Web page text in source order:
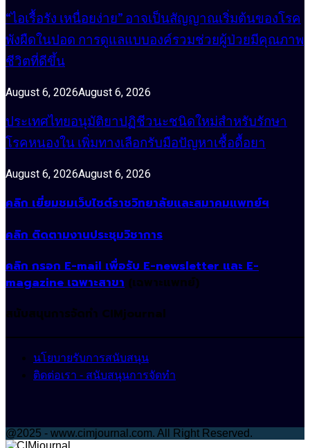
“ไอเรื้อรัง เหนื่อยง่าย” อาจเป็นสัญญาณเริ่มต้นของโรค
พังผืดในปอด การดูแลแบบองค์รวมช่วยผู้ป่วยมีคุณภาพ
ชีวิตที่ดีขึ้น
August 6, 2026August 6, 2026
ประเทศไทยอนุมัติยาปฏิชีวนะชนิดใหม่สำหรับรักษา
โรคหนองใน เพิ่มทางเลือกรับมือปัญหาเชื้อดื้อยา
August 6, 2026August 6, 2026
คลิก เยี่ยมชมเว็บไซต์ราชวิทยาลัยและสมาคมแพทย์ฯ
คลิก ติดตามงานประชุมวิชาการ
คลิก กรอก E-mail เพื่อรับ E-newsletter และ E-
magazine เฉพาะสาขา (เฉพาะแพทย์)
สนับสนุนการจัดทำ CIMjournal
นโยบายรับการสนับสนุน
ติดต่อเรา - สนับสนุนการจัดทำ
@2025 - www.cimjournal.com. All Right Reserved.